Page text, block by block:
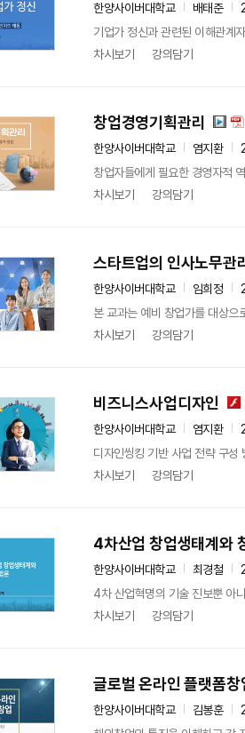
한양사이버대학교 배태준
기업가 정신과 관련된 이해관계
차시보기
강의담기
창업경영기획관리
한양사이버대학교 염지환
창업자들에게 필요한 경영자적
차시보기
강의담기
스타트업의 인사노무관
한양사이버대학교 임희정
본 교과는 예비 창업가를 대상으
차시보기
강의담기
비즈니스사업디자인
한양사이버대학교 염지환
디자인씽킹 기반 사업 전략 구성
차시보기
강의담기
4차산업 창업생태계와
한양사이버대학교 최경철
4차 산업혁명의 기술 진보뿐 아
차시보기
강의담기
글로벌 온라인 플랫폼창
한양사이버대학교 김봉훈